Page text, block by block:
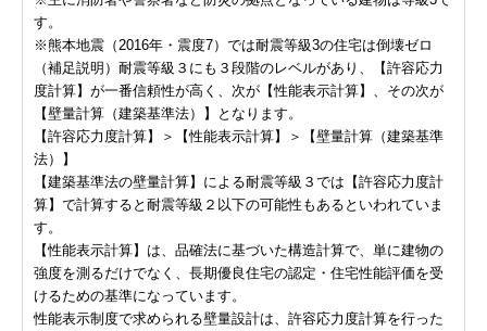
す。
※熊本地震（2016年・震度7）では耐震等級3の住宅は倒壊ゼロ
（補足説明）耐震等級３にも３段階のレベルがあり、【許容応力
度計算】が一番信頼性が高く、次が【性能表示計算】、その次が
【壁量計算（建築基準法）】となります。
【許容応力度計算】＞【性能表示計算】＞【壁量計算（建築基準
法）】
【建築基準法の壁量計算】による耐震等級３では【許容応力度計
算】で計算すると耐震等級２以下の可能性もあるといわれていま
す。
【性能表示計算】は、品確法に基づいた構造計算で、単に建物の
強度を測るだけでなく、長期優良住宅の認定・住宅性能評価を受
けるための基準になっています。
性能表示制度で求められる壁量設計は、許容応力度計算を行った